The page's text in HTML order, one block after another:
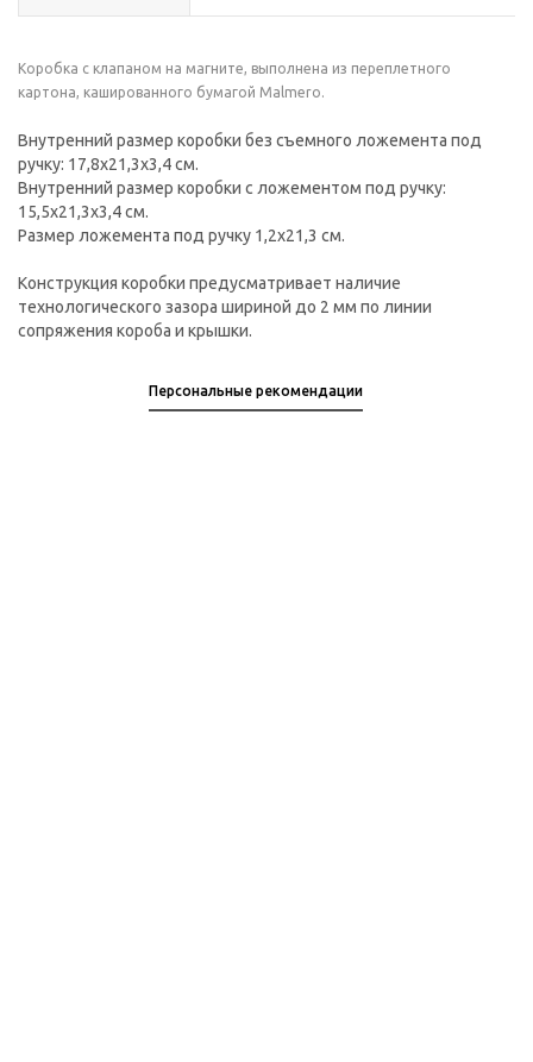
Коробка с клапаном на магните, выполнена из переплетного
картона, кашированного бумагой Malmero.
Внутренний размер коробки без съемного ложемента под
ручку: 17,8х21,3х3,4 см.
Внутренний размер коробки с ложементом под ручку:
15,5х21,3х3,4 см.
Размер ложемента под ручку 1,2х21,3 см.
Конструкция коробки предусматривает наличие
технологического зазора шириной до 2 мм по линии
сопряжения короба и крышки.
Персональные рекомендации